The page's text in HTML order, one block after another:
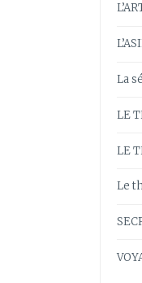
La
LE
LE
Le